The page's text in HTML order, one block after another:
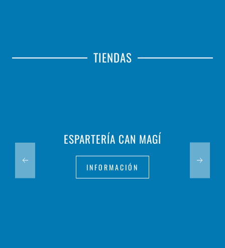
TIENDAS
ESPARTERÍA CAN MAGÍ
INFORMACIÓN